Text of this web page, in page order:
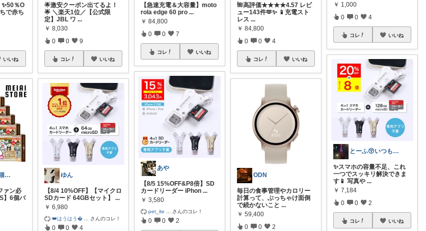
✨50％O
で赤ち
いいね
Takenoko@猫関連グッズ中心です！
ァン必
】6個バ
🌟激安クーポン出てるよ！
🌟 ＼楽天1位／【公式限
定】JBL ワ ...
￥ 8,030
0 0 9
コレ いいね
ゆん
【8/4 10%OFF】【マイクロ
SDカード 64GBセット】
...
￥ 6,980
👑はうはう さんのコレ！
0 0 4
​【急速充電＆大容量】moto
rola edge 60 pro ...
￥ 84,800
0 0 7
コレ いいね
あや
【8/5 15%OFF&P8倍】SD
カードリーダー iPhon ...
￥ 3,580
pet_ite さんのコレ！
0 0 2
🌺高評価★★★★4.57 レビ
ュー143件🫶✨ 📱充電スト
レス ...
￥ 84,800
0 0 4
コレ いいね
ODN
毎日の食事管理やカロリー
計算って、ぶっちゃけ面倒
で続かないこと ...
￥ 59,400
0 0 2
￥ 1,000
0 0 4
コレ いいね
とーふ😚いつもご購入感謝です🙇
✨スマホの容量不足、これ
一つでスッキリ解決できま
す📱 写真や ...
￥ 7,184
0 0 2
コレ いいね